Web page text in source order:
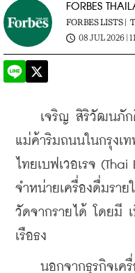
FORBES
FORBES LISTS |
08 JUL 2026 |
เจริญ สิริวัฒนภักดี
แม่ค้าริมถนนในกรุงเ
ไทยเบฟเวอเรจ
จำหน่ายเครื่องดื่มรา
วัดจากรายได้ โดยมี
เรือธง
นอกจากธุรกิจเครื่